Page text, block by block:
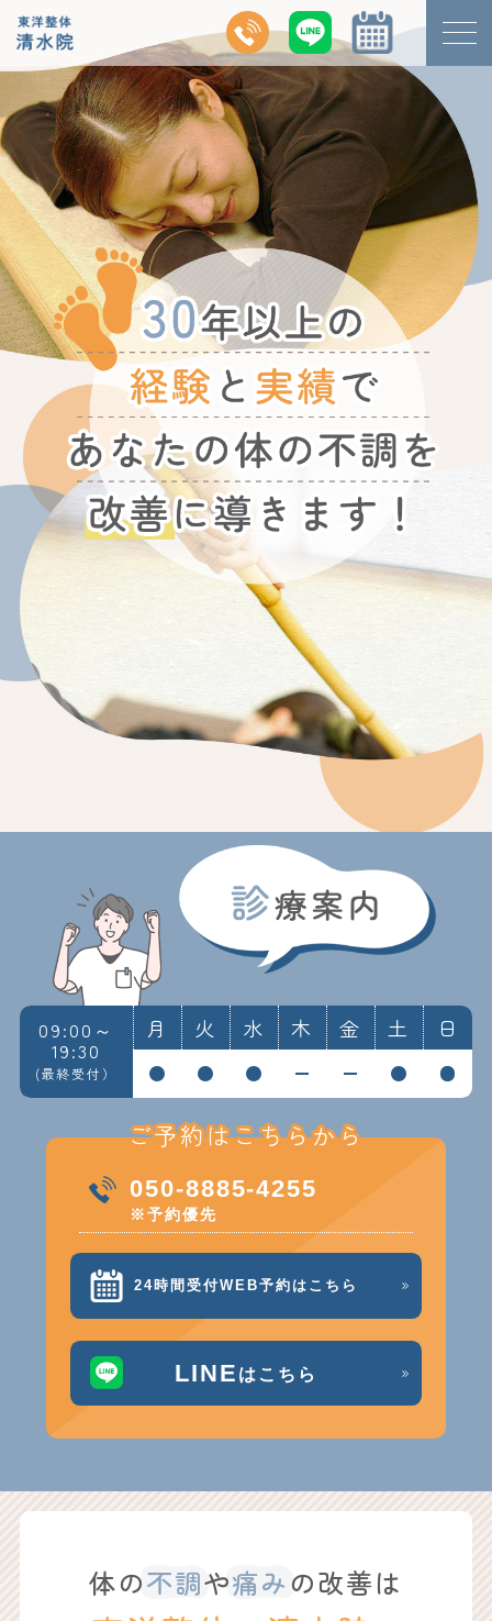
09:00～
19:30
(最終受付）
月 火 水 木 金 土 日
ご予約はこちらから
050-8885-4255
※予約優先
24時間受付WEB予約はこちら
LINE はこちら
体の不調や痛みの改善は